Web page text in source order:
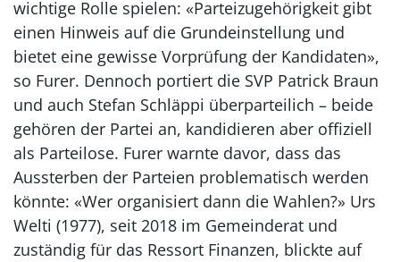
wichtige Rolle spielen: «Parteizugehörigkeit gibt
einen Hinweis auf die Grundeinstellung und
bietet eine gewisse Vorprüfung der Kandidaten»,
so Furer. Dennoch portiert die SVP Patrick Braun
und auch Stefan Schläppi überparteilich – beide
gehören der Partei an, kandidieren aber offiziell
als Parteilose. Furer warnte davor, dass das
Aussterben der Parteien problematisch werden
könnte: «Wer organisiert dann die Wahlen?» Urs
Welti (1977), seit 2018 im Gemeinderat und
zuständig für das Ressort Finanzen, blickte auf